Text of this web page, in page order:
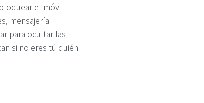
el móvil
mensajería
para ocultar las
si no eres tú quién